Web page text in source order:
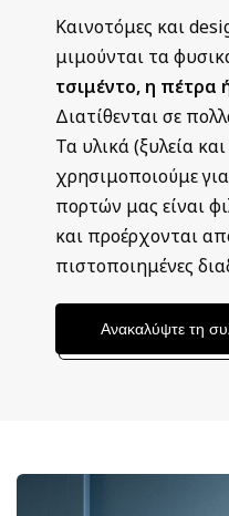
Καινοτόμες και
μιμούνται τα
τσιμέντο, η πέτρα
Διατίθενται σε
Τα υλικά (ξυλεία και
χρησιμοποιούμε
πορτών μας είναι
και προέρχονται
πιστοποιημένες
Ανακαλύψτε τη